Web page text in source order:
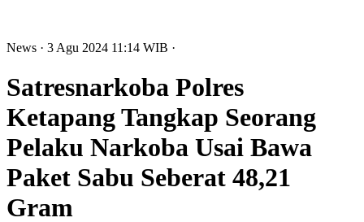
News · 3 Agu 2024 11:14 WIB ·
Satresnarkoba Polres
Ketapang Tangkap Seorang
Pelaku Narkoba Usai Bawa
Paket Sabu Seberat 48,21
Gram